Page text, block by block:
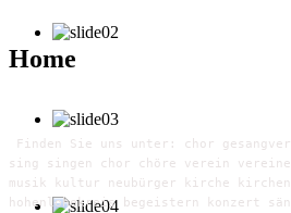
Home
Finden Sie uns unter: chor
sing singen chor chöre verein
musik kultur neubürger kirche
hohenlohekreis begeistern konzert